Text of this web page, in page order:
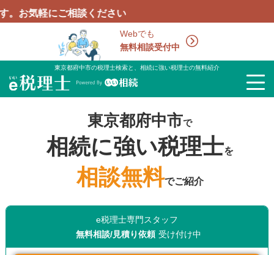
Webでも
無料相談受付中
相談ください
東京都府中市の税理士検索と、相続に強い税理士の無料紹介
東京都府中市で
相続に強い税理士を
相談無料でご紹介
e税理士専門スタッフ
無料相談/見積り依頼 受け付け中